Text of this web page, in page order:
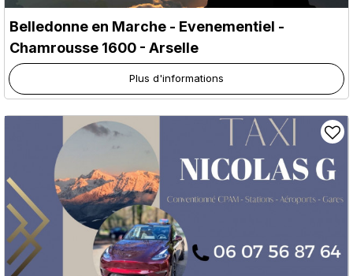
Belledonne en Marche - Evenementiel -
Chamrousse 1600 - Arselle
Plus d'informations